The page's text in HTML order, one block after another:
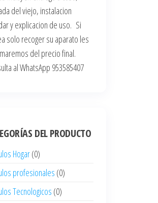
del viejo, instalacion
y explicacion de uso. Si
solo recoger su aparato les
del precio final.
al WhatsApp 953585407
DEL PRODUCTO
Hogar(0)
profesionales (0)
Tecnologicos (0)